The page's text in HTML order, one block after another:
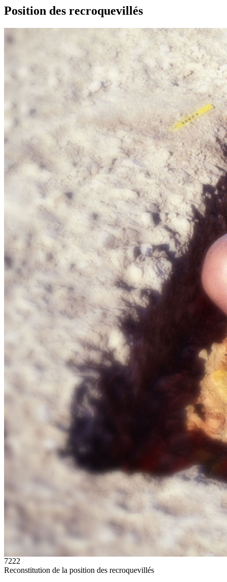
Position des recroquevillés
7222
Reconstitution de la position des recroquevillés